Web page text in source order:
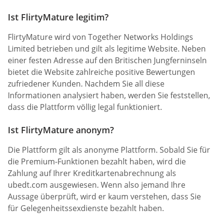
Ist FlirtyMature legitim?
FlirtyMature wird von Together Networks Holdings
Limited betrieben und gilt als legitime Website. Neben
einer festen Adresse auf den Britischen Jungferninseln
bietet die Website zahlreiche positive Bewertungen
zufriedener Kunden. Nachdem Sie all diese
Informationen analysiert haben, werden Sie feststellen,
dass die Plattform völlig legal funktioniert.
Ist FlirtyMature anonym?
Die Plattform gilt als anonyme Plattform. Sobald Sie für
die Premium-Funktionen bezahlt haben, wird die
Zahlung auf Ihrer Kreditkartenabrechnung als
ubedt.com ausgewiesen. Wenn also jemand Ihre
Aussage überprüft, wird er kaum verstehen, dass Sie
für Gelegenheitssexdienste bezahlt haben.